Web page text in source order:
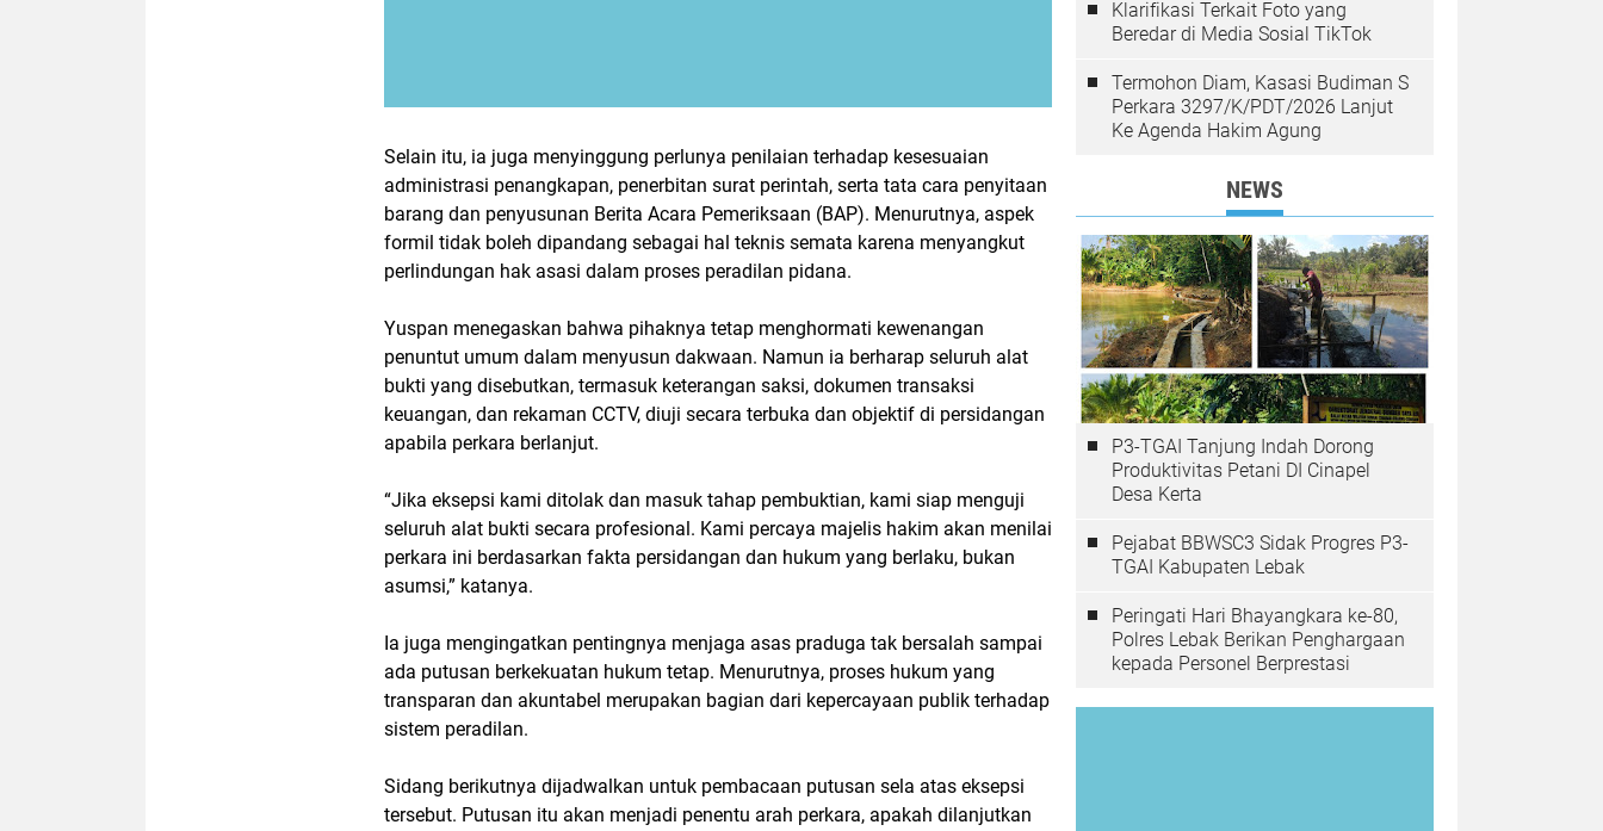
Selain itu, ia juga menyinggung perlunya penilaian terhadap kesesuaian
administrasi penangkapan, penerbitan surat perintah, serta tata cara penyitaan
barang dan penyusunan Berita Acara Pemeriksaan (BAP). Menurutnya, aspek
formil tidak boleh dipandang sebagai hal teknis semata karena menyangkut
perlindungan hak asasi dalam proses peradilan pidana.
Yuspan menegaskan bahwa pihaknya tetap menghormati kewenangan
penuntut umum dalam menyusun dakwaan. Namun ia berharap seluruh alat
bukti yang disebutkan, termasuk keterangan saksi, dokumen transaksi
keuangan, dan rekaman CCTV, diuji secara terbuka dan objektif di persidangan
apabila perkara berlanjut.
“Jika eksepsi kami ditolak dan masuk tahap pembuktian, kami siap menguji
seluruh alat bukti secara profesional. Kami percaya majelis hakim akan menilai
perkara ini berdasarkan fakta persidangan dan hukum yang berlaku, bukan
asumsi,” katanya.
Ia juga mengingatkan pentingnya menjaga asas praduga tak bersalah sampai
ada putusan berkekuatan hukum tetap. Menurutnya, proses hukum yang
transparan dan akuntabel merupakan bagian dari kepercayaan publik terhadap
sistem peradilan.
Sidang berikutnya dijadwalkan untuk pembacaan putusan sela atas eksepsi
tersebut. Putusan itu akan menjadi penentu arah perkara, apakah dilanjutkan
Klarifikasi Terkait Foto yang
Beredar di Media Sosial TikTok
Termohon Diam, Kasasi Budiman S
Perkara 3297/K/PDT/2026 Lanjut
Ke Agenda Hakim Agung
NEWS
P3-TGAI Tanjung Indah Dorong
Produktivitas Petani DI Cinapel
Desa Kerta
Pejabat BBWSC3 Sidak Progres P3-
TGAI Kabupaten Lebak
Peringati Hari Bhayangkara ke-80,
Polres Lebak Berikan Penghargaan
kepada Personel Berprestasi